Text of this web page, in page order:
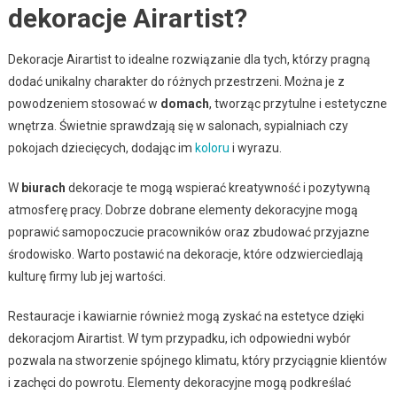
dekoracje Airartist?
Dekoracje Airartist to idealne rozwiązanie dla tych, którzy pragną
dodać unikalny charakter do różnych przestrzeni. Można je z
powodzeniem stosować w domach, tworząc przytulne i estetyczne
wnętrza. Świetnie sprawdzają się w salonach, sypialniach czy
pokojach dziecięcych, dodając im koloru i wyrazu.
W biurach dekoracje te mogą wspierać kreatywność i pozytywną
atmosferę pracy. Dobrze dobrane elementy dekoracyjne mogą
poprawić samopoczucie pracowników oraz zbudować przyjazne
środowisko. Warto postawić na dekoracje, które odzwierciedlają
kulturę firmy lub jej wartości.
Restauracje i kawiarnie również mogą zyskać na estetyce dzięki
dekoracjom Airartist. W tym przypadku, ich odpowiedni wybór
pozwala na stworzenie spójnego klimatu, który przyciągnie klientów
i zachęci do powrotu. Elementy dekoracyjne mogą podkreślać